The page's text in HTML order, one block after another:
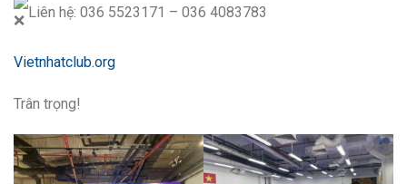
Liên hệ: 036 5523171 – 036 4083783
Vietnhatclub.org
Trân trọng!